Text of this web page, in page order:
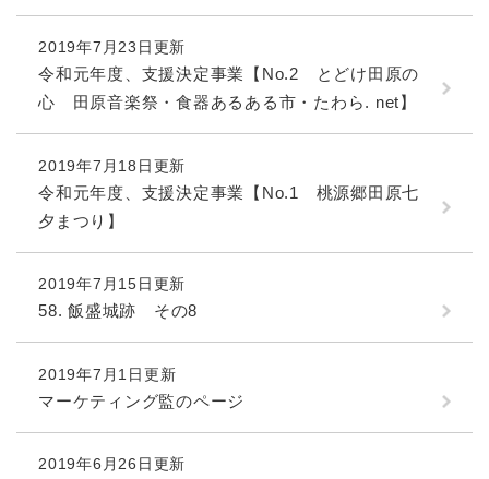
2019年7月23日更新
令和元年度、支援決定事業【No.2 とどけ田原の
心 田原音楽祭・食器あるある市・たわら. net】
2019年7月18日更新
令和元年度、支援決定事業【No.1 桃源郷田原七
夕まつり】
2019年7月15日更新
58. 飯盛城跡 その8
2019年7月1日更新
マーケティング監のページ
2019年6月26日更新